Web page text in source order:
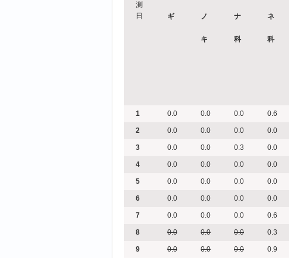
測
日
ギ ノ
キ
ナ
科
ネ
科
1 0.0 0.0 0.0 0.6
2 0.0 0.0 0.0 0.0
3 0.0 0.0 0.3 0.0
4 0.0 0.0 0.0 0.0
5 0.0 0.0 0.0 0.0
6 0.0 0.0 0.0 0.0
7 0.0 0.0 0.0 0.6
8 0.0 0.0 0.0 0.3
9 0.0 0.0 0.0 0.9